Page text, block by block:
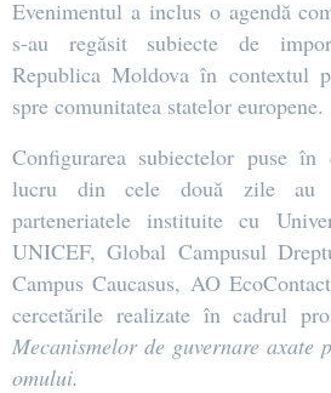
Evenimentul a inclus o agendă
s-au regăsit subiecte de
Republica Moldova în contextul
spre comunitatea statelor europene.
Configurarea subiectelor puse
lucru din cele două zile au
parteneriatele instituite cu
UNICEF, Global Campusul
Campus Caucasus, AO
cercetările realizate în cadrul
Mecanismelor de guvernare axate
omului.